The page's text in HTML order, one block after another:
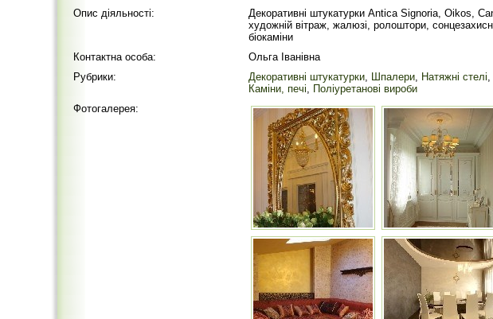
Опис діяльності:
Декоративні штукатурки Antica Signoria, Oikos,
художній вітраж, жалюзі, ролоштори,
біокаміни
Контактна особа:
Ольга Іванівна
Рубрики:
Декоративні штукатурки, Шпалери, Натяжні стелі,
Каміни, печі, Поліуретанові вироби
Фотогалерея: